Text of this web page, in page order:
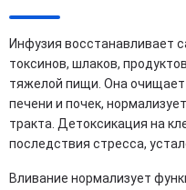
Инфузия восстанавливает
токсинов, шлаков,
тяжелой пищи. Она очищает
печени и почек,
тракта. Детоксикация на
последствия стресса,
Вливание нормализует